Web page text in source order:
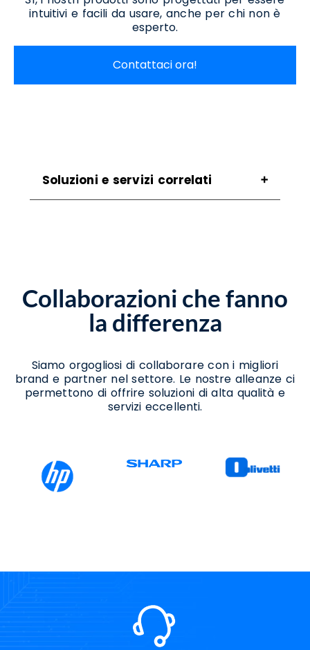
intuitivi e facili da usare, anche per chi non è
esperto.
Contattaci ora!
Soluzioni e servizi correlati
Noleggio Stampanti Termiche Angri
Vendita Stampanti Termiche Angri
Collaborazioni che fanno
la differenza
Siamo orgogliosi di collaborare con i migliori
brand e partner nel settore. Le nostre alleanze ci
permettono di offrire soluzioni di alta qualità e
servizi eccellenti.